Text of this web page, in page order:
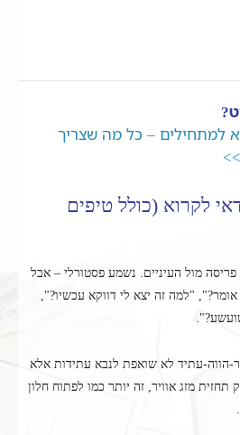
למתחילים – כל מה שצריך
לקרוא (כולל טיפים
מול העיניים. נשמע פסטורלי – אבל
"למה זה יצא לי דווקא עכשיו?",
הווה-עתיד לא שואפת לנבא עתידות אלא
מזג אוויר, זה יותר כמו לפתוח חלון